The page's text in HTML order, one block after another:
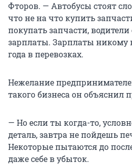
Фторов. — Автобусы стоят
что не на что купить
покупать запчасти, водители
зарплаты. Зарплаты никому
года в перевозках.
Нежелание
такого бизнеса он объяснил
— Но если ты когда-то,
деталь, завтра не пойдешь
Некоторые пытаются до
даже себе в убыток.